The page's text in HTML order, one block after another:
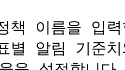
책 이름을 입
알림 기준